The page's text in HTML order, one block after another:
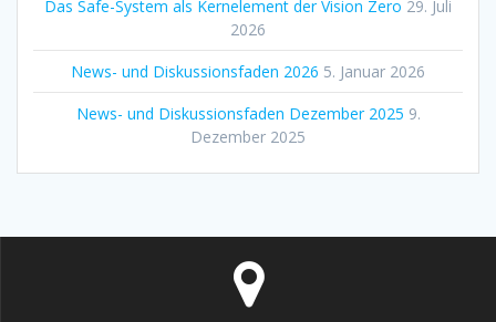
Das Safe-System als Kernelement der Vision Zero 29. Juli
2026
News- und Diskussionsfaden 2026 5. Januar 2026
News- und Diskussionsfaden Dezember 2025 9.
Dezember 2025